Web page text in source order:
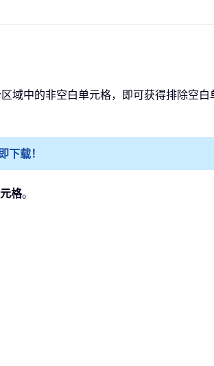
中的非空白单元格，即可获得排除空白
下载！
格。